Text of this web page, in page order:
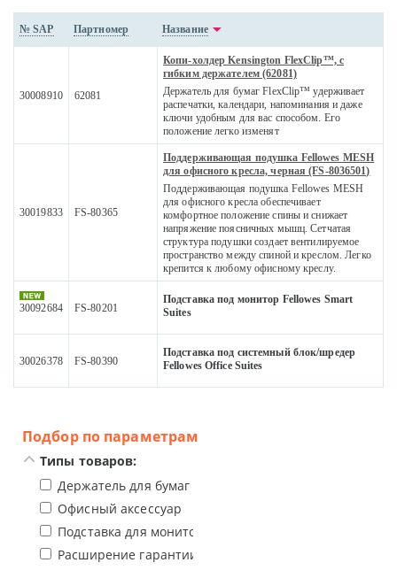
№ SAP Партномер Название
30008910 62081
Копи-холдер Kensington FlexClip™, с
гибким держателем (62081)
Держатель для бумаг FlexClip™ удерживает
распечатки, календари, напоминания и даже
ключи удобным для вас способом. Его
положение легко изменят
30019833 FS-80365
Поддерживающая подушка Fellowes MESH
для офисного кресла, черная (FS-8036501)
Поддерживающая подушка Fellowes MESH
для офисного кресла обеспечивает
комфортное положение спины и снижает
напряжение поясничных мышц. Сетчатая
структура подушки создает вентилируемое
пространство между спиной и креслом. Легко
крепится к любому офисному креслу.
30092684 FS-80201
Подставка под монитор Fellowes Smart
Suites
30026378 FS-80390
Подставка под системный блок/шредер
Fellowes Office Suites
Подбор по параметрам
Типы товаров:
Держатель для бумаг
Офисный аксессуар
Подставка для монитора
Расширение гарантии